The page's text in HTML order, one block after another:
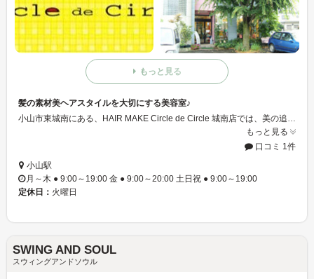
もっと見る
髪の素材美ヘアスタイルを大切にする美容室♪
もっと見る
口コミ 1件
小山駅
月～木 ● 9:00～19:00 金 ● 9:00～20:00 土日祝 ● 9:00～19:00
定休日： 火曜日
SWING AND SOUL
スウィングアンドソウル